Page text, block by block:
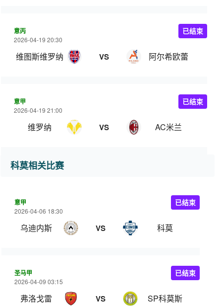
意丙
2026-04-19 20:30
维图斯维罗纳 VS 阿尔希欧蕾
已结束
意甲
2026-04-19 21:00
维罗纳 VS AC米兰
已结束
科莫相关比赛
意甲
2026-04-06 18:30
乌迪内斯 VS 科莫
已结束
圣马甲
2026-04-09 03:15
弗洛戈雷 VS SP科莫斯
已结束